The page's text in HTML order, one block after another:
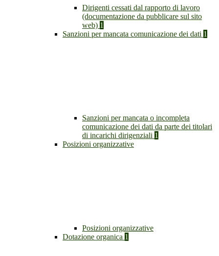
Dirigenti cessati dal rapporto di lavoro
(documentazione da pubblicare sul sito
web) 1
Sanzioni per mancata comunicazione dei dati 1
Sanzioni per mancata o incompleta
comunicazione dei dati da parte dei titolari
di incarichi dirigenziali 1
Posizioni organizzative
Posizioni organizzative
Dotazione organica 1